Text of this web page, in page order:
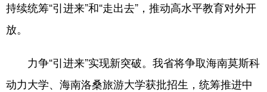
持续统筹“引进来”和“走出去”，推动高水平教育对外开
放。
力争“引进来”实现新突破。我省将争取海南莫斯科
动力大学、海南洛桑旅游大学获批招生，统筹推进中